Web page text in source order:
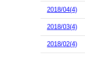
2018/04(4)
2018/03(4)
2018/02(4)